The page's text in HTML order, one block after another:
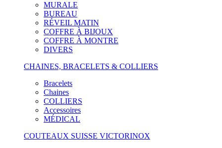
MURALE
BUREAU
RÉVEIL MATIN
COFFRE À BIJOUX
COFFRE À MONTRE
DIVERS
CHAINES, BRACELETS & COLLIERS
Bracelets
Chaines
COLLIERS
Accessoires
MÉDICAL
COUTEAUX SUISSE VICTORINOX